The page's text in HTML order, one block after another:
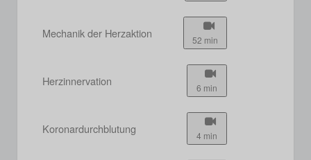
Mechanik der Herzaktion 52 min
Herzinnervation 6 min
Koronardurchblutung 4 min